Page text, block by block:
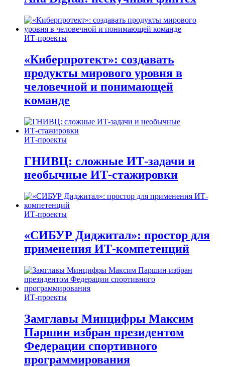
ИТ-проекты
«Киберпротект»: создавать
продукты мирового уровня в
человечной и понимающей
команде
ИТ-проекты
ГНИВЦ: сложные ИТ‑задачи и
необычные ИТ‑стажировки
ИТ-проекты
«СИБУР Диджитал»: простор для
применения ИТ-компетенций
ИТ-проекты
Замглавы Минцифры Максим
Паршин избран президентом
Федерации спортивного
программирования